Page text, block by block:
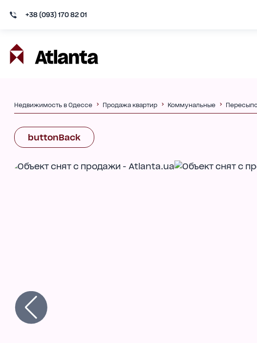
+38 (093) 170 82 01
Недвижимость в Одессе Продажа квартир Коммунальные
buttonBack